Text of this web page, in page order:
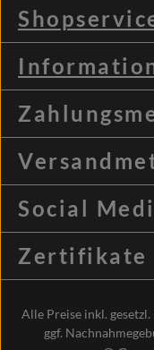
Social
Zertifikate
Alle Preise inkl.
ggf.